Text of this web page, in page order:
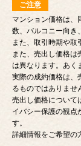
ご注意
マンション価格は、
数、バルコニー向き
また、取引時期や取
また、売出し価格は
は異なります。あく
実際の成約価格は、
るものではありませ
売出し価格について
イバシー保護の観点
す。
詳細情報をご希望の